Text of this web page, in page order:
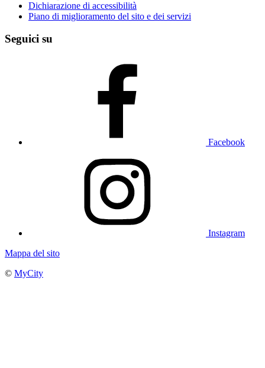
Dichiarazione di accessibilità
Piano di miglioramento del sito e dei servizi
Seguici su
Facebook
Instagram
Mappa del sito
© MyCity